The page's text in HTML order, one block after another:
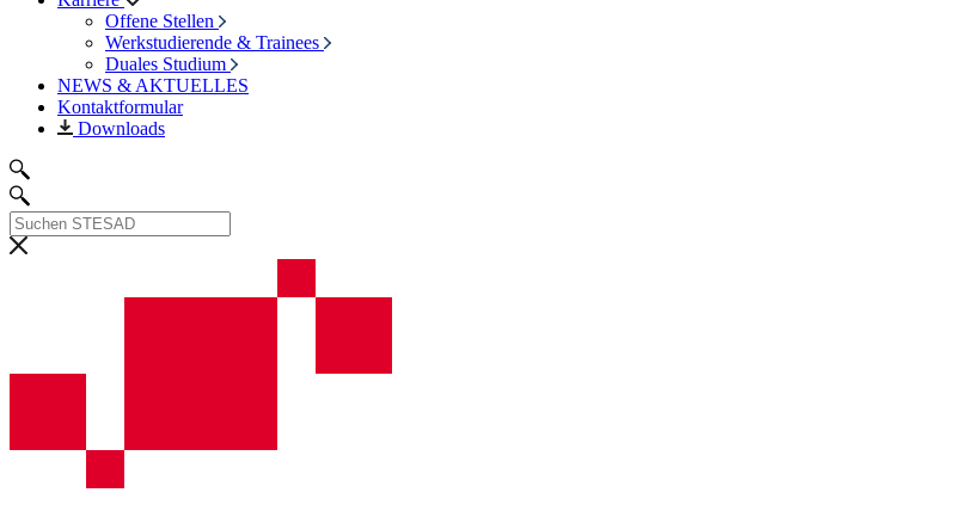
Offene Stellen
Werkstudierende & Trainees
Duales Studium
NEWS & AKTUELLES
Kontaktformular
Downloads